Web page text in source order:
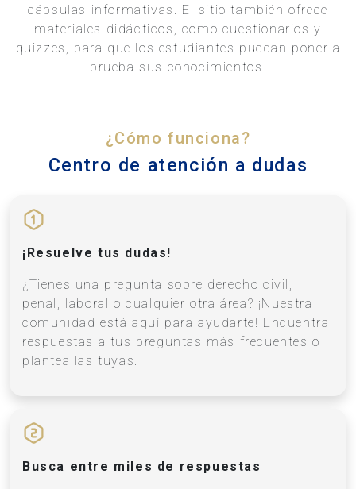
cápsulas informativas. El sitio también ofrece
materiales didácticos, como cuestionarios y
quizzes, para que los estudiantes puedan poner a
prueba sus conocimientos.
¿Cómo funciona?
Centro de atención a dudas
¡Resuelve tus dudas!
¿Tienes una pregunta sobre derecho civil,
penal, laboral o cualquier otra área? ¡Nuestra
comunidad está aquí para ayudarte! Encuentra
respuestas a tus preguntas más frecuentes o
plantea las tuyas.
Busca entre miles de respuestas